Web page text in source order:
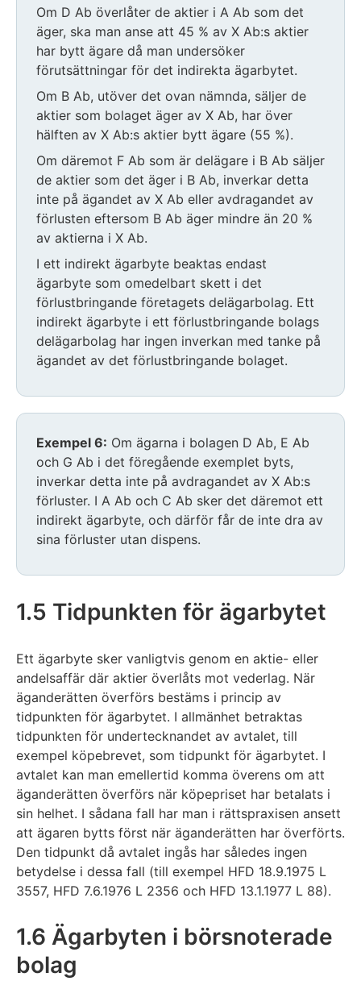
Om D Ab överlåter de aktier i A Ab som det
äger, ska man anse att 45 % av X Ab:s aktier
har bytt ägare då man undersöker
förutsättningar för det indirekta ägarbytet.
Om B Ab, utöver det ovan nämnda, säljer de
aktier som bolaget äger av X Ab, har över
hälften av X Ab:s aktier bytt ägare (55 %).
Om däremot F Ab som är delägare i B Ab säljer
de aktier som det äger i B Ab, inverkar detta
inte på ägandet av X Ab eller avdragandet av
förlusten eftersom B Ab äger mindre än 20 %
av aktierna i X Ab.
I ett indirekt ägarbyte beaktas endast
ägarbyte som omedelbart skett i det
förlustbringande företagets delägarbolag. Ett
indirekt ägarbyte i ett förlustbringande bolags
delägarbolag har ingen inverkan med tanke på
ägandet av det förlustbringande bolaget.
Exempel 6: Om ägarna i bolagen D Ab, E Ab
och G Ab i det föregående exemplet byts,
inverkar detta inte på avdragandet av X Ab:s
förluster. I A Ab och C Ab sker det däremot ett
indirekt ägarbyte, och därför får de inte dra av
sina förluster utan dispens.
1.5 Tidpunkten för ägarbytet
Ett ägarbyte sker vanligtvis genom en aktie- eller
andelsaffär där aktier överlåts mot vederlag. När
äganderätten överförs bestäms i princip av
tidpunkten för ägarbytet. I allmänhet betraktas
tidpunkten för undertecknandet av avtalet, till
exempel köpebrevet, som tidpunkt för ägarbytet. I
avtalet kan man emellertid komma överens om att
äganderätten överförs när köpepriset har betalats i
sin helhet. I sådana fall har man i rättspraxisen ansett
att ägaren bytts först när äganderätten har överförts.
Den tidpunkt då avtalet ingås har således ingen
betydelse i dessa fall (till exempel HFD 18.9.1975 L
3557, HFD 7.6.1976 L 2356 och HFD 13.1.1977 L 88).
1.6 Ägarbyten i börsnoterade
bolag